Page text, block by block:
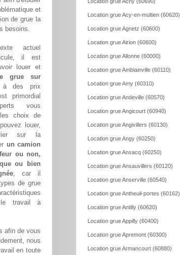
et
de grue la
besoins.
actuel
il est
louer et
grue sur
à des prix
primordial
vous
choix de
louer,
sur la
un camion
ou non,
ou bien
, car il
de grue
le travail à
afin de vous
nous
en toute
Location grue Achy (60690)
Location grue Acy-en-multien (60620)
Location grue Agnetz (60600)
Location grue Airion (60600)
Location grue Allonne (60000)
Location grue Amblainville (60110)
Location grue Amy (60310)
Location grue Andeville (60570)
Location grue Angicourt (60940)
Location grue Angivillers (60130)
Location grue Angy (60250)
Location grue Ansacq (60250)
Location grue Ansauvillers (60120)
Location grue Anserville (60540)
Location grue Antheuil-portes (60162)
Location grue Antilly (60620)
Location grue Appilly (60400)
Location grue Apremont (60300)
Location grue Armancourt (60880)